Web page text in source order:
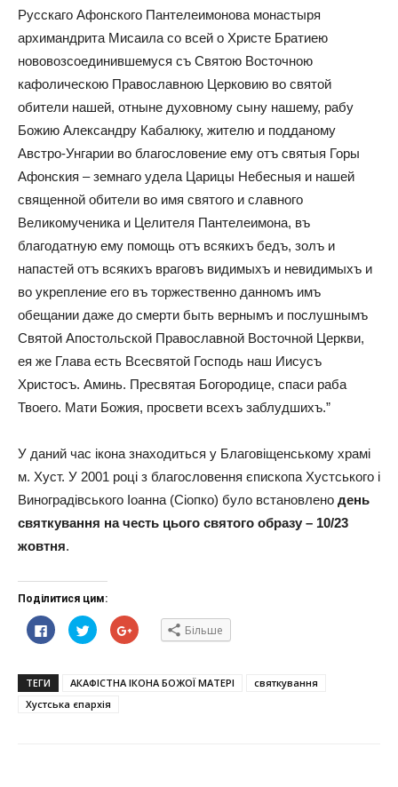
Русскаго Афонского Пантелеимонова монастыря
архимандрита Мисаила со всей о Христе Братиею
нововозсоединившемуся съ Святою Восточною
кафолическою Православною Церковию во святой
обители нашей, отныне духовному сыну нашему, рабу
Божию Александру Кабалюку, жителю и подданому
Австро-Унгарии во благословение ему отъ святыя Горы
Афонския – земнаго удела Царицы Небесныя и нашей
священной обители во имя святого и славного
Великомученика и Целителя Пантелеимона, въ
благодатную ему помощь отъ всякихъ бедъ, золъ и
напастей отъ всякихъ враговъ видимыхъ и невидимыхъ и
во укрепление его въ торжественно данномъ имъ
обещании даже до смерти быть вернымъ и послушнымъ
Святой Апостольской Православной Восточной Церкви,
ея же Глава есть Всесвятой Господь наш Иисусъ
Христосъ. Аминь. Пресвятая Богородице, спаси раба
Твоего. Мати Божия, просвети всехъ заблудшихъ.”
У даний час ікона знаходиться у Благовіщенському храмі
м. Хуст. У 2001 році з благословення єпископа Хустського і
Виноградівського Іоанна (Сіопко) було встановлено день
святкування на честь цього святого образу – 10/23
жовтня.
Поділитися цим:
Click
to
share
у
новому
вікні)
Click
to
share
у
новому
вікні)
Click
to
(Відкривається
у
Більше
ТЕГИ АКАФІСТНА ІКОНА БОЖОЇ МАТЕРІ
святкування
Хустська єпархія